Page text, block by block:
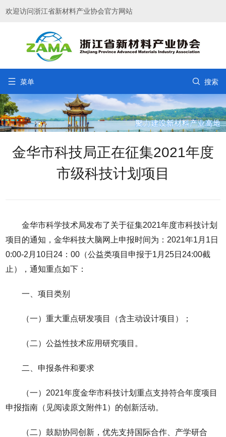
欢迎访问浙江省新材料产业协会官方网站
 菜单  搜索
金华市科技局正在征集2021年度
市级科技计划项目
金华市科学技术局发布了关于征集2021年度市科技计划
项目的通知，金华科技大脑网上申报时间为：2021年1月1日
0:00-2月10日24：00（公益类项目申报于1月25日24:00截
止），通知重点如下：
一、项目类别
（一）重大重点研发项目（含主动设计项目）；
（二）公益性技术应用研究项目。
二、申报条件和要求
（一）2021年度金华市科技计划重点支持符合年度项目
申报指南（见阅读原文附件1）的创新活动。
（二）鼓励协同创新，优先支持国际合作、产学研合